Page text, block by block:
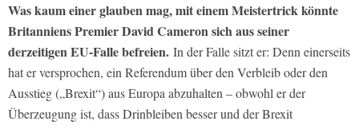
Was kaum einer glauben mag, mit einem Meistertrick könnte
Britanniens Premier David Cameron sich aus seiner
derzeitigen EU-Falle befreien. In der Falle sitzt er: Denn einerseits
hat er versprochen, ein Referendum über den Verbleib oder den
Ausstieg („Brexit“) aus Europa abzuhalten – obwohl er der
Überzeugung ist, dass Drinbleiben besser und der Brexit